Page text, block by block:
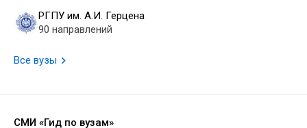
РГПУ им. А.И. Герцена
90 направлений
Все вузы
СМИ «Гид по вузам»